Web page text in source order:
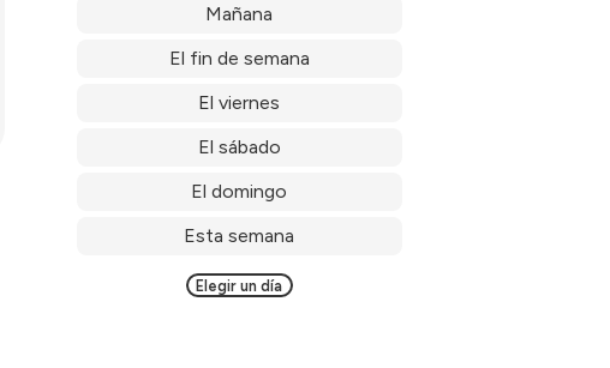
Mañana
El fin de semana
El viernes
El sábado
El domingo
Esta semana
Elegir un día